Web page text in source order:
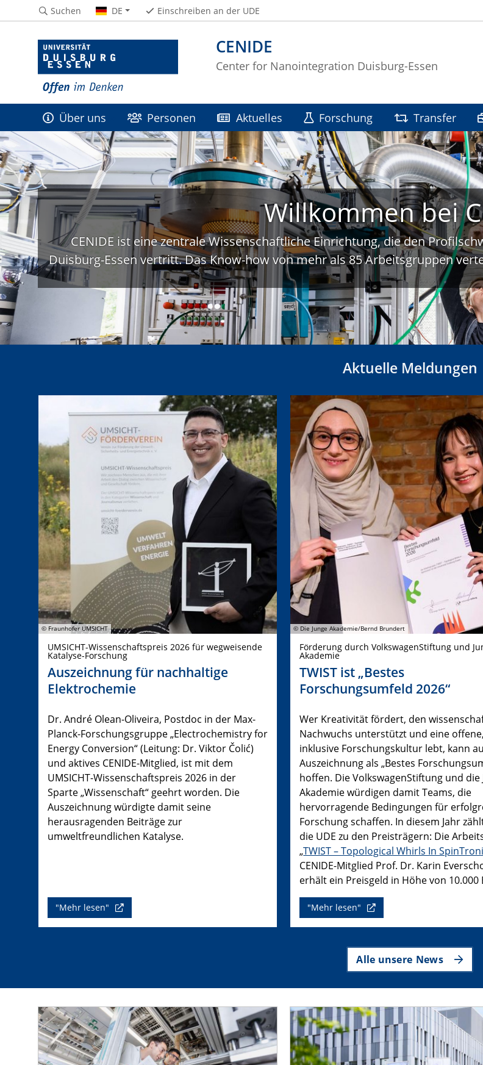
CENIDE
Center for Nanointegration Duisburg-Essen
Suchen DE Einschreiben an der UDE
Über uns Personen Aktuelles Forschung Transfer
Willkommen bei
CENIDE ist eine zentrale Wissenschaftliche Einrichtung, die den
Duisburg-Essen vertritt. Das Know-how von mehr als 85 Arbeitsgruppen
Aktuelle Meldungen
© Fraunhofer UMSICHT
UMSICHT-Wissenschaftspreis 2026 für wegweisende
Katalyse-Forschung
Auszeichnung für nachhaltige
Elektrochemie
Dr. André Olean-Oliveira, Postdoc in der Max-
Planck-Forschungsgruppe „Electrochemistry for
Energy Conversion“ (Leitung: Dr. Viktor Čolić)
und aktives CENIDE-Mitglied, ist mit dem
UMSICHT-Wissenschaftspreis 2026 in der
Sparte „Wissenschaft“ geehrt worden. Die
Auszeichnung würdigte damit seine
herausragenden Beiträge zur
umweltfreundlichen Katalyse.
"Mehr lesen"
© Die Junge Akademie/Bernd Brundert
Förderung durch VolkswagenStiftung und
Akademie
TWIST ist „Bestes
Forschungsumfeld 2026“
Wer Kreativität fördert, den
Nachwuchs unterstützt und eine offene,
inklusive Forschungskultur lebt, kann
Auszeichnung als „Bestes
hoffen. Die VolkswagenStiftung und die
Akademie würdigen damit Teams, die
hervorragende Bedingungen für
Forschung schaffen. In diesem Jahr
die UDE zu den Preisträgern: Die
„TWIST – Topological Whirls In
CENIDE-Mitglied Prof. Dr. Karin
erhält ein Preisgeld in Höhe von 10.000
"Mehr lesen"
Alle unsere News